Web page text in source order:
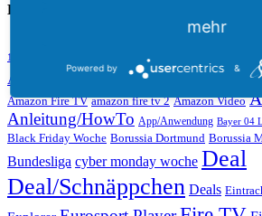
Beliebte Tags
1. FC Köln adbFire / adblink
Amazon Cyber Monday Amazon Echo
Amazon Fire TV amazon fire tv 2 Amazon Video
Anleitung/HowTo App/Anwendung Bayer 04
Black Friday Woche Borussia Dortmund Borussia
Bundesliga cyber monday woche Deal
Deal/Schnäppchen Deals
mehr
Powered by &